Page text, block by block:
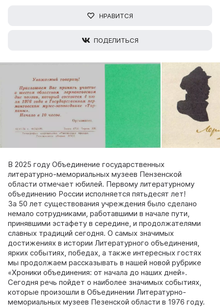
НРАВИТСЯ
ПОДЕЛИТЬСЯ
В 2025 году Объединение государственных
литературно-мемориальных музеев Пензенской
области отмечает юбилей. Первому литературному
объединению России исполняется пятьдесят лет!
За 50 лет существования учреждения было сделано
немало сотрудниками, работавшими в начале пути,
принявшими эстафету в середине, и продолжателями
славных традиций сегодня. О самых значимых
достижениях в истории Литературного объединения,
ярких событиях, победах, а также интересных гостях
мы продолжаем рассказывать в нашей новой рубрике
«Хроники объединения: от начала до наших дней».
Сегодня речь пойдет о наиболее значимых событиях,
которые произошли в Объединении Литературно-
мемориальных музеев Пезенской области в 1976 году.